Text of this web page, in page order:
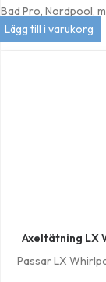
Bad Pro, Nordpool,
399kr
Lägg till i varukorg
Axeltätning LX
Passar LX